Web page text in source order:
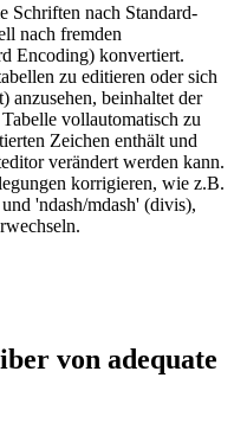
Schriften nach Standard-
nach fremden
Encoding) konvertiert.
zu editieren oder sich
anzusehen, beinhaltet der
vollautomatisch zu
Zeichen enthält und
verändert werden kann.
korrigieren, wie z.B.
'ndash/mdash' (divis),
von adequate